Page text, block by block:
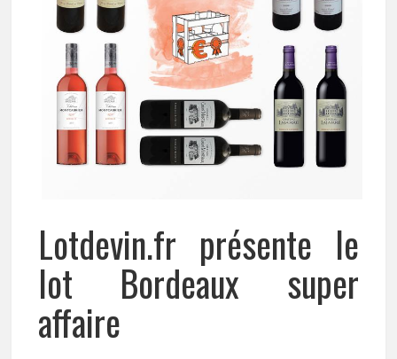
Lotdevin.fr présente le
lot Bordeaux super
affaire